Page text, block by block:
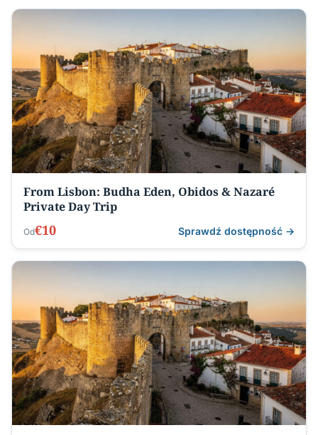
From Lisbon: Budha Eden, Obidos & Nazaré
Private Day Trip
Od€10 Sprawdź dostępność →